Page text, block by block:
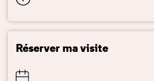
Réserver ma visite